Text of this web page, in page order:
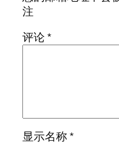
注
评论*
显示名称*